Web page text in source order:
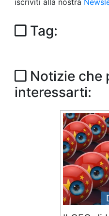
iscriviti alla nostra
Tag:
Notizie che
interessarti: